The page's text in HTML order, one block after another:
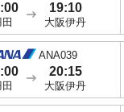
19:10
大阪伊丹
ANA039
20:15
大阪伊丹